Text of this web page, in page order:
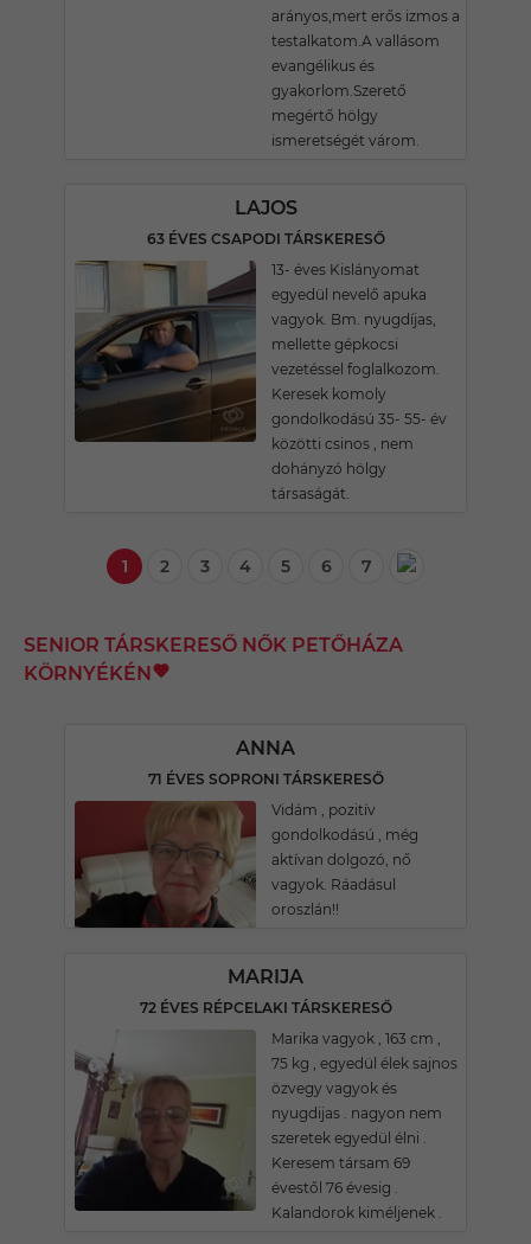
arányos,mert erős izmos a
testalkatom.A vallásom
evangélikus és
gyakorlom.Szerető
megértő hölgy
ismeretségét várom.
LAJOS
63 ÉVES CSAPODI TÁRSKERESŐ
13- éves Kislányomat
egyedül nevelő apuka
vagyok. Bm. nyugdíjas,
mellette gépkocsi
vezetéssel foglalkozom.
Keresek komoly
gondolkodású 35- 55- év
közötti csinos , nem
dohányzó hölgy
társaságát.
1 2 3 4 5 6 7
SENIOR TÁRSKERESŐ NŐK PETŐHÁZA
KÖRNYÉKÉN
ANNA
71 ÉVES SOPRONI TÁRSKERESŐ
Vidám , pozitív
gondolkodású , még
aktívan dolgozó, nő
vagyok. Ráadásul
oroszlán!!
MARIJA
72 ÉVES RÉPCELAKI TÁRSKERESŐ
Marika vagyok , 163 cm ,
75 kg , egyedül élek sajnos
özvegy vagyok és
nyugdijas . nagyon nem
szeretek egyedül élni .
Keresem társam 69
évestől 76 évesig .
Kalandorok kiméljenek .